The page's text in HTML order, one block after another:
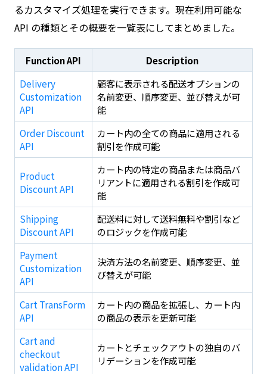
るカスタマイズ処理を実行できます。現在利用可能な
API の種類とその概要を一覧表にしてまとめました。
Function API
Description
Delivery
Customization
API
顧客に表示される配送オプションの
名前変更、順序変更、並び替えが可
能
Order Discount
API
カート内の全ての商品に適用される
割引を作成可能
Product
Discount API
カート内の特定の商品または商品バ
リアントに適用される割引を作成可
能
Shipping
Discount API
配送料に対して送料無料や割引など
のロジックを作成可能
Payment
Customization
API
決済方法の名前変更、順序変更、並
び替えが可能
Cart TransForm
API
カート内の商品を拡張し、カート内
の商品の表示を更新可能
Cart and
checkout
validation API
カートとチェックアウトの独自のバ
リデーションを作成可能